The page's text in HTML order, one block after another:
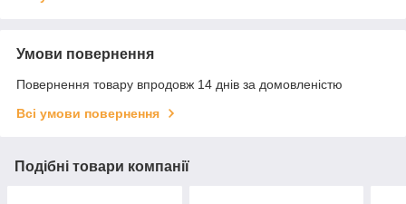
Умови повернення
Повернення товару впродовж 14 днів за домовленістю
Всі умови повернення
Подібні товари компанії